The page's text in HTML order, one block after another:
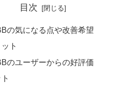
目次
の気になる点や改善希望
ト
のユーザーからの好評価